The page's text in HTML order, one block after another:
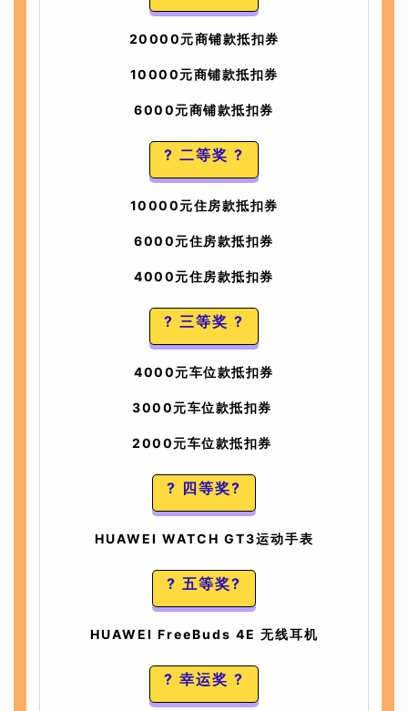
20000元商铺款抵扣券
10000元商铺款抵扣券
6000元商铺款抵扣券
? 二等奖 ?
10000元住房款抵扣券
6000元住房款抵扣券
4000元住房款抵扣券
? 三等奖 ?
4000元车位款抵扣券
3000元车位款抵扣券
2000元车位款抵扣券
? 四等奖?
HUAWEI WATCH GT3运动手表
? 五等奖?
HUAWEI FreeBuds 4E 无线耳机
? 幸运奖 ?